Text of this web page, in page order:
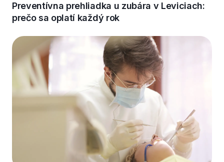
Preventívna prehliadka u zubára v Leviciach:
prečo sa oplatí každý rok